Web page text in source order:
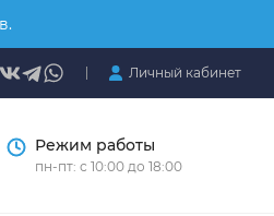
Личный кабинет
Режим работы
пн-пт: с 10:00 до 18:00